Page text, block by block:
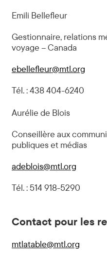
Emili Bellefleur
Gestionnaire, relations
voyage – Canada
ebellefleur@mtl.org
Tél. : 438 404-6240
Aurélie de Blois
Conseillère aux
publiques et médias
adeblois@mtl.org
Tél. : 514 918-5290
Contact pour les
mtlatable@mtl.org